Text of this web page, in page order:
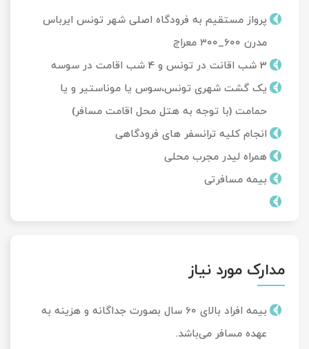
پرواز مستقیم به فرودگاه اصلی شهر تونس ایرباس
مدرن ۶۰۰_۳۰۰ معراج
3 شب اقانت در تونس و 4 شب اقامت در سوسه
یک گشت شهری تونس،سوس یا موناستیر و یا
حمامت (با توجه به هتل محل اقامت مسافر)
انجام کلیه ترانسفر های فرودگاهی
همراه لیدر مجرب محلی
بیمه مسافرتی
مدارک مورد نیاز
بیمه افراد بالای 60 سال بصورت جداگانه و هزینه به
عهده مسافر می‌باشد.
تور آفرود